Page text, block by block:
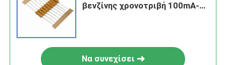
βενζίνης χρονοτριβή 100mA-
Να συνεχίσει